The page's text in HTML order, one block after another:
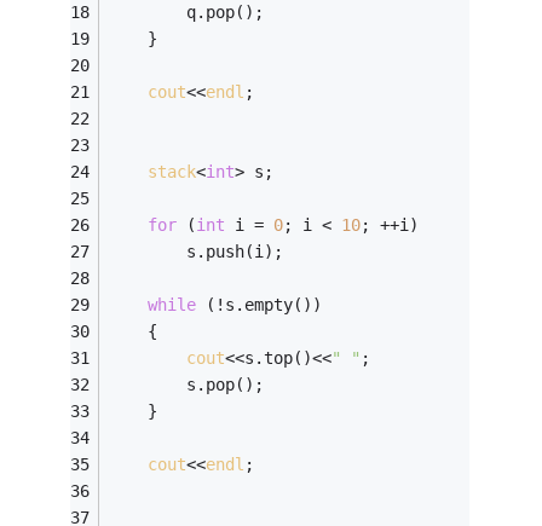
        q.pop();
    }
cout<<endl ;
stack<int> s;
for (int i = 0; i < 10; ++i)
        s.push(i);
while (!s.empty())
    {
cout<<s.top()<<" " ;
        s.pop();
    }
cout<<endl ;